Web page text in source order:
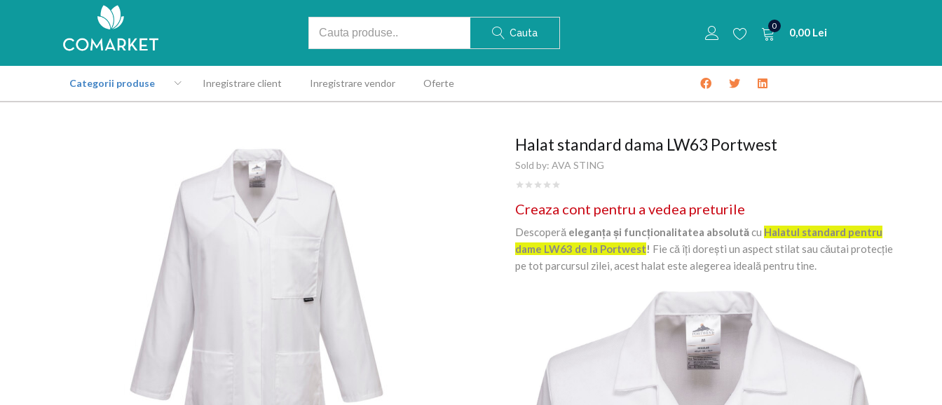
Cauta
0
0,00 Lei
Categorii produse Inregistrare client Inregistrare vendor Oferte
Halat standard dama LW63 Portwest
Sold by: AVA STING
Creaza cont pentru a vedea preturile
Descoperă eleganța și funcționalitatea absolutăcu Halatul standard pentru
dame LW63 de la Portwest! Fie că îți dorești un aspect stilat sau căutai protecție
pe tot parcursul zilei, acest halat este alegerea ideală pentru tine.